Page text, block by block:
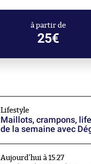
à partir de
25€
Lifestyle
Maillots, crampons,
de la semaine avec
Aujourd'hui à 15:27